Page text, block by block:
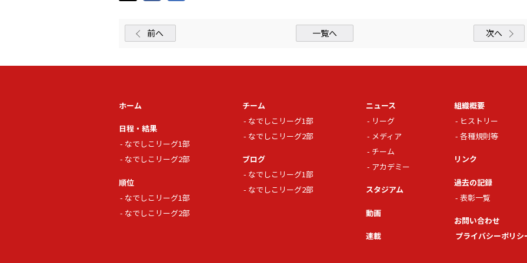
前へ 一覧へ 次へ
ホーム
日程・結果
なでしこリーグ1部
なでしこリーグ2部
順位
なでしこリーグ1部
なでしこリーグ2部
チーム
なでしこリーグ1部
なでしこリーグ2部
ブログ
なでしこリーグ1部
なでしこリーグ2部
ニュース
リーグ
メディア
チーム
アカデミー
スタジアム
動画
連載
組織概要
ヒストリー
各種規則等
リンク
過去の記録
表彰一覧
お問い合わせ
プライバシーポリシ